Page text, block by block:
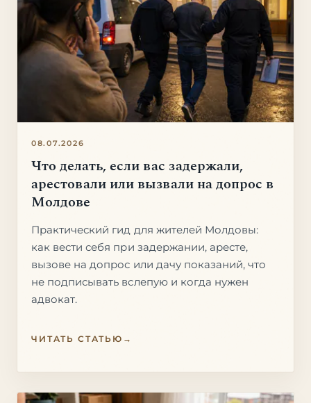
08.07.2026
Что делать, если вас задержали,
арестовали или вызвали на допрос в
Молдове
Практический гид для жителей Молдовы:
как вести себя при задержании, аресте,
вызове на допрос или дачу показаний, что
не подписывать вслепую и когда нужен
адвокат.
ЧИТАТЬ СТАТЬЮ →